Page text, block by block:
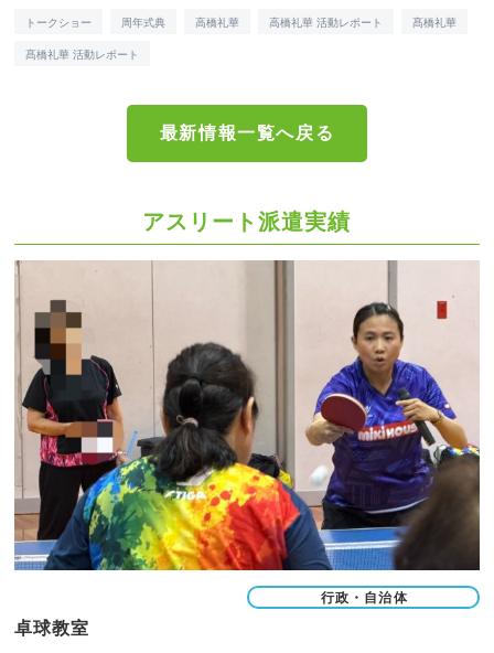
トークショー 周年式典 高橋礼華 高橋礼華 活動レポート 髙橋礼華
髙橋礼華 活動レポート
最新情報一覧へ戻る
アスリート派遣実績
行政・自治体
卓球教室